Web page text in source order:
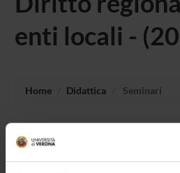
enti locali -
Home Didattica Seminari
all'insegnamento Diritto regionale